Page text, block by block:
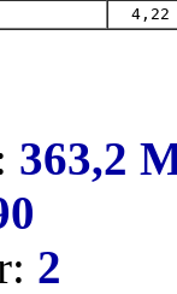
4,22
363,2
2